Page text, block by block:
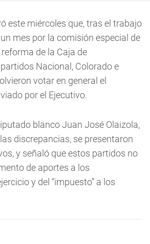
este miércoles que, tras el trabajo
mes por la comisión especial de
de la Caja de
Nacional, Colorado e
votar en general el
por el Ejecutivo.
blanco Juan José Olaizola,
discrepancias, se presentaron
y señaló que estos partidos no
de aportes a los
y del “impuesto” a los